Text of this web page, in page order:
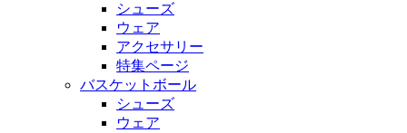
シューズ
ウェア
アクセサリー
特集ページ
バスケットボール
シューズ
ウェア